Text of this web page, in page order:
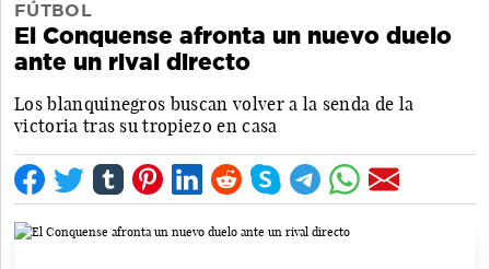
FÚTBOL
El Conquense afronta un nuevo duelo
ante un rival directo
Los blanquinegros buscan volver a la senda de la
victoria tras su tropiezo en casa